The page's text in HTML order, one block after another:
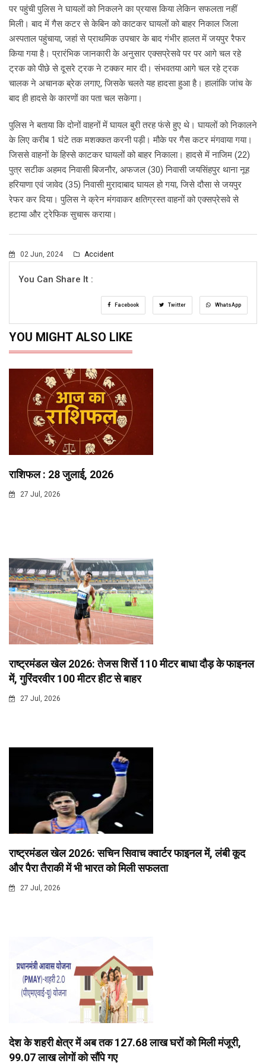
पर पहुंची पुलिस ने घायलों को निकलने का प्रयास किया लेकिन सफलता नहीं
मिली। बाद में गैस कटर से केबिन को काटकर घायलों को बाहर निकाल जिला
अस्पताल पहुंचाया, जहां से प्राथमिक उपचार के बाद गंभीर हालत में जयपुर रैफर
किया गया है। प्रारंभिक जानकारी के अनुसार एक्सप्रेसवे पर पर आगे चल रहे
ट्रक को पीछे से दूसरे ट्रक ने टक्कर मार दी। संभवतया आगे चल रहे ट्रक
चालक ने अचानक ब्रेक लगाए, जिसके चलते यह हादसा हुआ है। हालांकि जांच के
बाद ही हादसे के कारणों का पता चल सकेगा।
पुलिस ने बताया कि दोनों वाहनों में घायल बुरी तरह फंसे हुए थे। घायलों को निकालने
के लिए करीब 1 घंटे तक मशक्कत करनी पड़ी। मौके पर गैस कटर मंगवाया गया।
जिससे वाहनों के हिस्से काटकर घायलों को बाहर निकाला। हादसे में नाजिम (22)
पुत्र सटीक अहमद निवासी बिजनौर, अफजल (30) निवासी जयसिंहपुर थाना नूह
हरियाणा एवं जावेद (35) निवासी मुरादाबाद घायल हो गया, जिसे दौसा से जयपुर
रेफर कर दिया। पुलिस ने क्रेन मंगवाकर क्षतिग्रस्त वाहनों को एक्सप्रेसवे से
हटाया और ट्रेफिक सुचारू कराया।
02 Jun, 2024 Accident
You Can Share It :
Facebook Twitter WhatsApp
YOU MIGHT ALSO LIKE
राशिफल : 28 जुलाई, 2026
27 Jul, 2026
राष्ट्रमंडल खेल 2026: तेजस शिर्से 110 मीटर बाधा दौड़ के फाइनल
में, गुरिंदरवीर 100 मीटर हीट से बाहर
27 Jul, 2026
राष्ट्रमंडल खेल 2026: सचिन सिवाच क्वार्टर फाइनल में, लंबी कूद
और पैरा तैराकी में भी भारत को मिली सफलता
27 Jul, 2026
देश के शहरी क्षेत्र में अब तक 127.68 लाख घरों को मिली मंजूरी,
99.07 लाख लोगों को सौंपे गए